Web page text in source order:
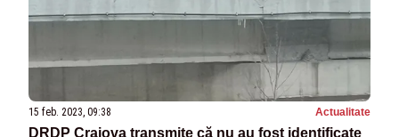
15 feb. 2023, 09:38 Actualitate
DRDP Craiova transmite că nu au fost identificate